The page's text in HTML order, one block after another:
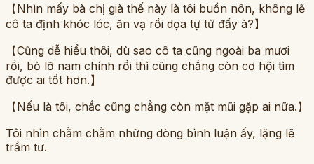
【Nhìn mấy bà chị già thế này là tôi buồn nôn, không lẽ
cô ta định khóc lóc, ăn vạ rồi dọa tự tử đấy à?】
【Cũng dễ hiểu thôi, dù sao cô ta cũng ngoài ba mươi
rồi, bỏ lỡ nam chính rồi thì cũng chẳng còn cơ hội tìm
được ai tốt hơn.】
【Nếu là tôi, chắc cũng chẳng còn mặt mũi gặp ai nữa.】
Tôi nhìn chằm chằm những dòng bình luận ấy, lặng lẽ
trầm tư.